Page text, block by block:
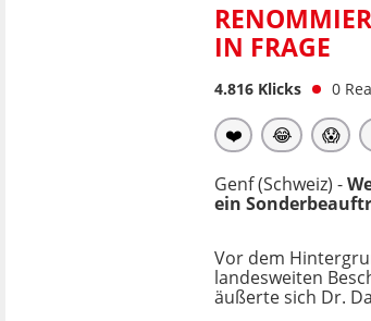
IN FRAGE
4.816 Klicks 0
❤️ 😂 😱
Genf (Schweiz) -
ein
Vor dem
landesweiten
äußerte sich Dr.